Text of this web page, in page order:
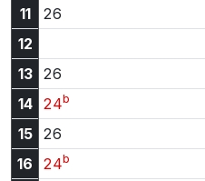
11
26
12
13
26
14
24b
15
26
16
24b